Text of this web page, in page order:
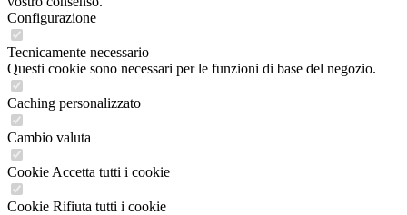
Configurazione
Tecnicamente necessario
Questi cookie sono necessari per le funzioni di base del negozio.
Caching personalizzato
Cambio valuta
Cookie Accetta tutti i cookie
Cookie Rifiuta tutti i cookie